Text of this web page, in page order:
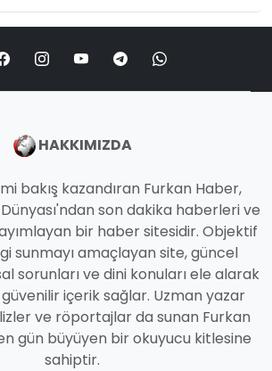
HAKKIMIZDA
bakış kazandıran Furkan Haber,
son dakika haberleri ve
bir haber sitesidir. Objektif
sunmayı amaçlayan site, güncel
sorunları ve dini konuları ele alarak
içerik sağlar. Uzman yazar
ve röportajlar da sunan Furkan
gün büyüyen bir okuyucu kitlesine
sahiptir.